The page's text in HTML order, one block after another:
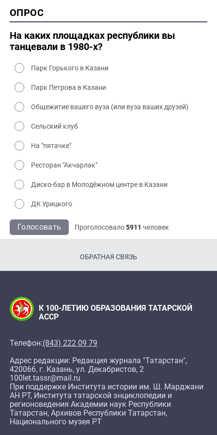
2000 промышленность
2000 культура
ОПРОС
На каких площадках республики вы
танцевали в 1980-х?
Парк Горького в Казани
Парк Петрова в Казани
Общежитие вашего вуза (или вуза ваших друзей)
Сельский клуб
На "пятачке"
Ресторан "Акчарлак"
Диско-бар в Молодёжном центре в Казани
ДК Урицкого
Голосовать Проголосовало5911 человек
ОБРАТНАЯ СВЯЗЬ
К 100-ЛЕТИЮ ОБРАЗОВАНИЯ ТАТАРСКОЙ
АССР
Телефон:(843) 222 09 79
Адрес редакции: Редакция журнала "Татарстан",
420066, г. Казань, ул. Декабристов, 2
100let.tassr@mail.ru
При поддержке Института истории им. Ш. Марджани
АН РТ, Института татарской энциклопедии и
регионоведения Академии наук Республики
Татарстан, Архивов Республики Татарстан,
Национального музея РТ